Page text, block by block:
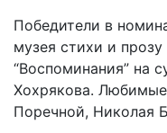
Победители в
музея стихи и
“Воспоминания” на
Хохрякова.
Поречной, Николая